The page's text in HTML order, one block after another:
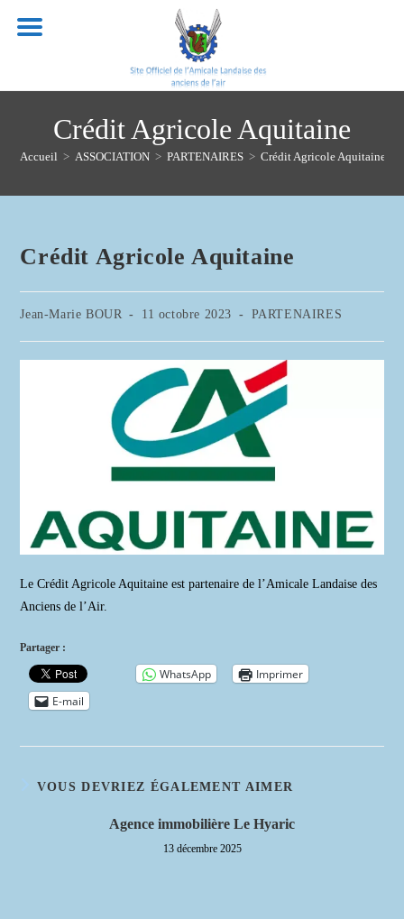
Crédit Agricole Aquitaine
Accueil > ASSOCIATION > PARTENAIRES > Crédit Agricole Aquitaine
Crédit Agricole Aquitaine
Auteur/autrice
Jean-Marie BOUR
Publication
11 octobre 2023
Post
PARTENAIRES
Le Crédit Agricole Aquitaine est partenaire de l’Amicale Landaise des
Anciens de l’Air.
Partager :
WhatsApp
Imprimer
E-mail
VOUS DEVRIEZ ÉGALEMENT AIMER
Agence immobilière Le Hyaric
13 décembre 2025